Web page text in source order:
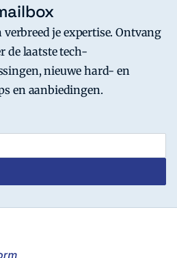
je expertise. Ontvang
de laatste tech-
nieuwe hard- en
en aanbiedingen.